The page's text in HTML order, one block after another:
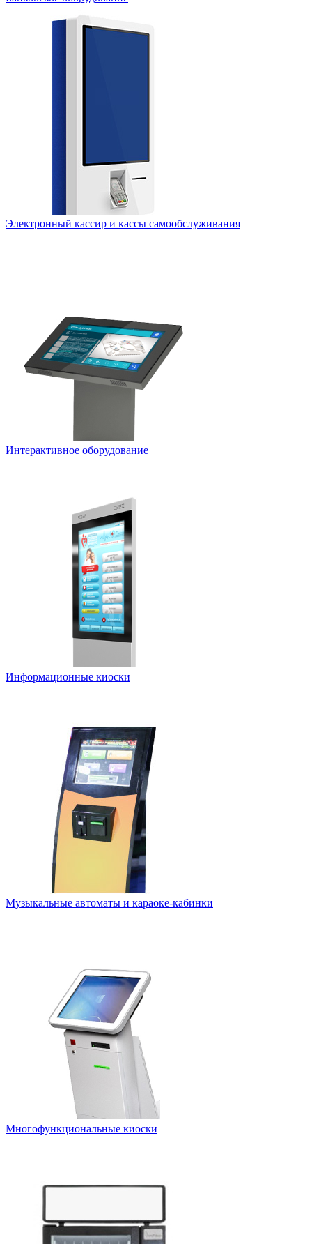
Электронный кассир и кассы самообслуживания
Интерактивное оборудование
Информационные киоски
Музыкальные автоматы и караоке-кабинки
Многофункциональные киоски